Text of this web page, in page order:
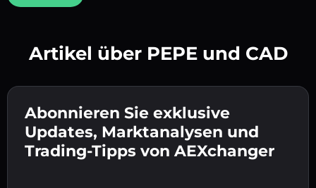
Gib deine Krypto-Wallet-Adresse ein 👉 fahre
mit dem nächsten Schritt fort.
Bestätige deine Identität 👉 fahre mit dem
letzten Schritt fort.
Sende die Einzahlung 👉 erhalte Krypto oder
Fiat in deiner Wallet.
Artikel über PEPE und CAD
Abonnieren Sie exklusive
Updates, Marktanalysen und
Trading-Tipps von AEXchanger